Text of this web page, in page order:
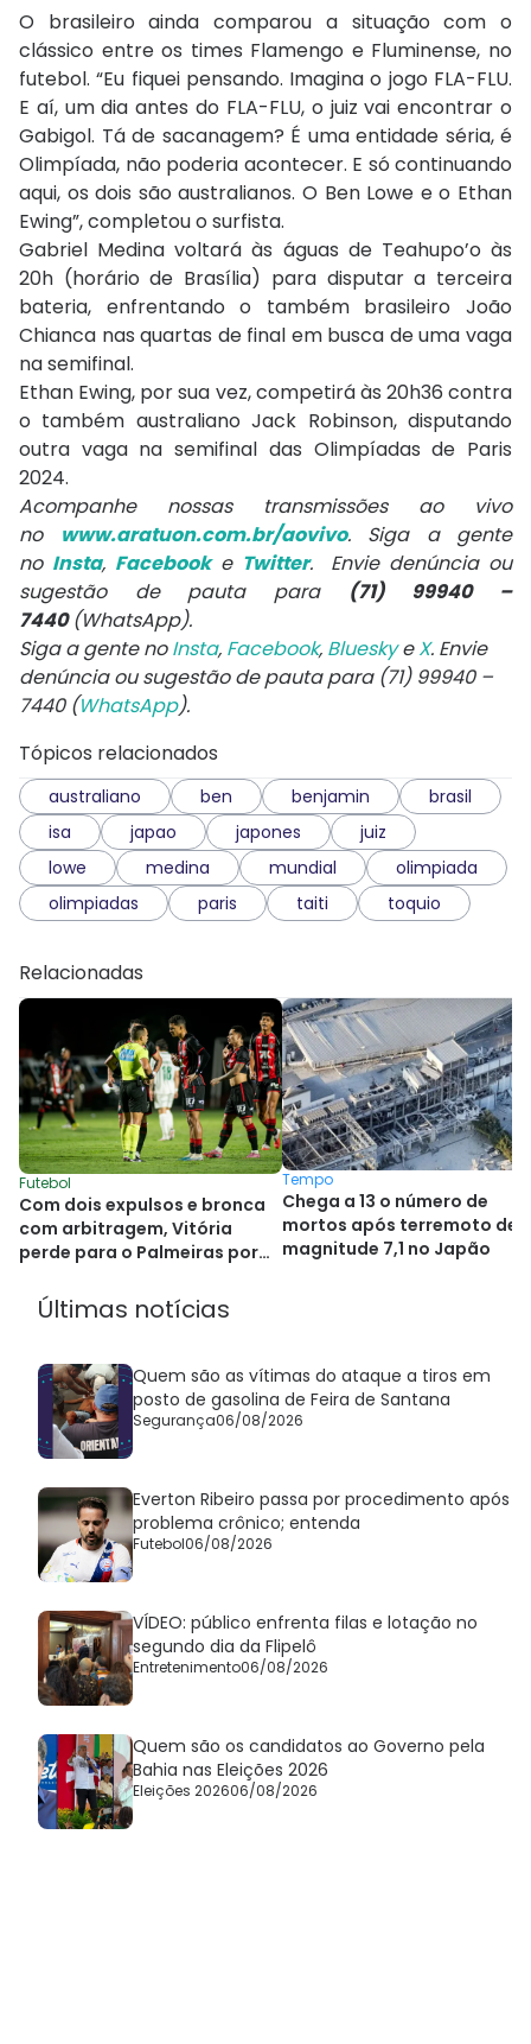
O brasileiro ainda comparou a situação com o
clássico entre os times Flamengo e Fluminense, no
futebol. “Eu fiquei pensando. Imagina o jogo FLA-FLU.
E aí, um dia antes do FLA-FLU, o juiz vai encontrar o
Gabigol. Tá de sacanagem? É uma entidade séria, é
Olimpíada, não poderia acontecer. E só continuando
aqui, os dois são australianos. O Ben Lowe e o Ethan
Ewing”, completou o surfista.
Gabriel Medina voltará às águas de Teahupo’o às
20h (horário de Brasília) para disputar a terceira
bateria, enfrentando o também brasileiro João
Chianca nas quartas de final em busca de uma vaga
na semifinal.
Ethan Ewing, por sua vez, competirá às 20h36 contra
o também australiano Jack Robinson, disputando
outra vaga na semifinal das Olimpíadas de Paris
2024.
Acompanhe nossas transmissões ao vivo
no
www.aratuon.com.br/aovivo. Siga a gente
no Insta, Facebooke Twitter. Envie denúncia ou
sugestão de pauta para
(71) 99940 –
7440(WhatsApp).
Siga a gente noInsta, Facebook, BlueskyeX. Envie
denúncia ou sugestão de pauta para (71) 99940 –
7440 (WhatsApp).
Tópicos relacionados
australiano ben benjamin
brasil
isa
japao japones
juiz
lowe
medina mundial
olimpiada
olimpiadas
paris taiti toquio
Relacionadas
Futebol
Com dois expulsos e bronca
com arbitragem, Vitória
perde para o Palmeiras por
Tempo
Chega a 13 o número de
mortos após terremoto de
magnitude 7,1 no Japão
Últimas notícias
Quem são as vítimas do ataque a tiros em
posto de gasolina de Feira de Santana
Segurança06/08/2026
Everton Ribeiro passa por procedimento após
problema crônico; entenda
Futebol06/08/2026
VÍDEO: público enfrenta filas e lotação no
segundo dia da Flipelô
Entretenimento06/08/2026
Quem são os candidatos ao Governo pela
Bahia nas Eleições 2026
Eleições 202606/08/2026